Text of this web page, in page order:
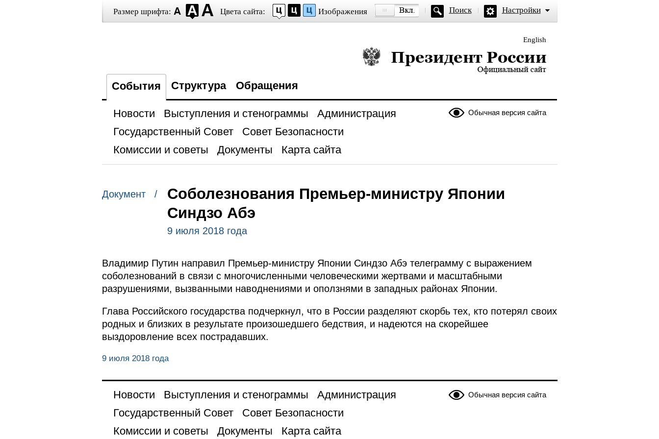
Размер шрифта: Цвета сайта: Изображения Поиск Настройки
English
Президент России — официальный сайт
События Структура Обращения
Обычная версия сайта
Новости Выступления и стенограммы
Администрация
Государственный Совет
Совет Безопасности
Комиссии и советы
Документы Карта сайта
Документ /
Соболезнования Премьер-министру Японии
Синдзо Абэ
9 июля 2018 года
Владимир Путин направил Премьер-министру Японии Синдзо Абэ телеграмму с выражением
соболезнований в связи с многочисленными человеческими жертвами и масштабными
разрушениями, вызванными наводнениями и оползнями в западных районах Японии.
Глава Российского государства подчеркнул, что в России разделяют скорбь тех, кто потерял своих
родных и близких в результате произошедшего бедствия, и надеются на скорейшее
выздоровление всех пострадавших.
9 июля 2018 года
Обычная версия сайта
Новости Выступления и стенограммы
Администрация
Государственный Совет
Совет Безопасности
Комиссии и советы
Документы Карта сайта